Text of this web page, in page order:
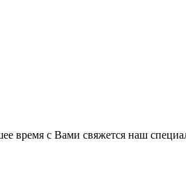
время с Вами свяжется наш